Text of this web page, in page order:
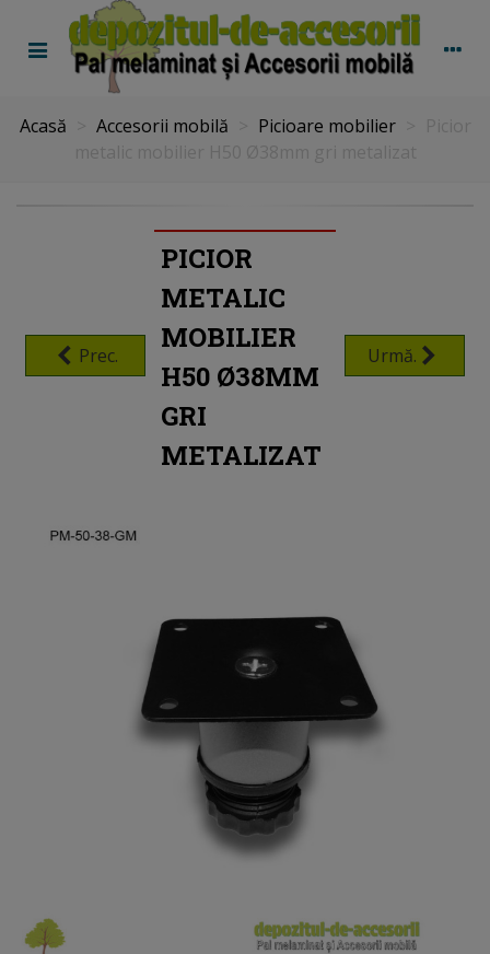
Acasă Accesorii mobilă Picioare mobilier
Prec.
PICIOR
METALIC
MOBILIER
H50 Ø38MM
GRI
METALIZAT
Urmă.